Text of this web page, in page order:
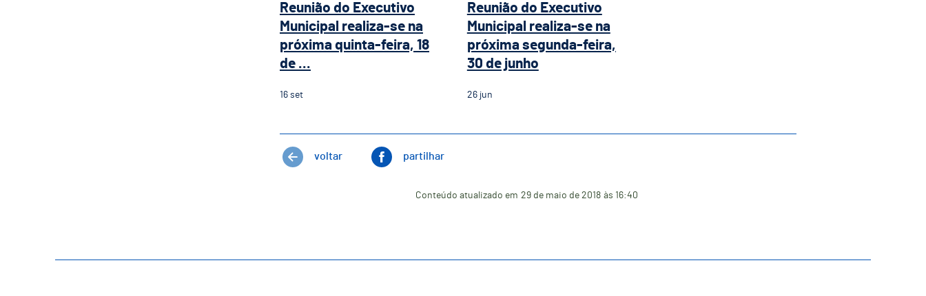
Reunião do Executivo
Municipal realiza-se na
próxima quinta-feira, 18
de ...
16 set
Reunião do Executivo
Municipal realiza-se na
próxima segunda-feira,
30 de junho
26 jun
voltar partilhar
Conteúdo atualizado em 29 de maio de 2018 às 16:40